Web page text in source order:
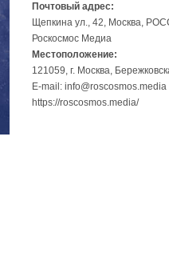
Почтовый адрес:
Щепкина ул., 42, Москва,
Роскосмос Медиа
Местоположение:
121059, г. Москва,
E-mail: info@roscosmos.media
https://roscosmos.media/